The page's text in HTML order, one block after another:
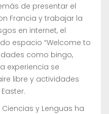
de presentar el
Francia y trabajar la
en internet, el
espacio “Welcome to
como bingo,
experiencia se
libre y actividades
y Lenguas ha